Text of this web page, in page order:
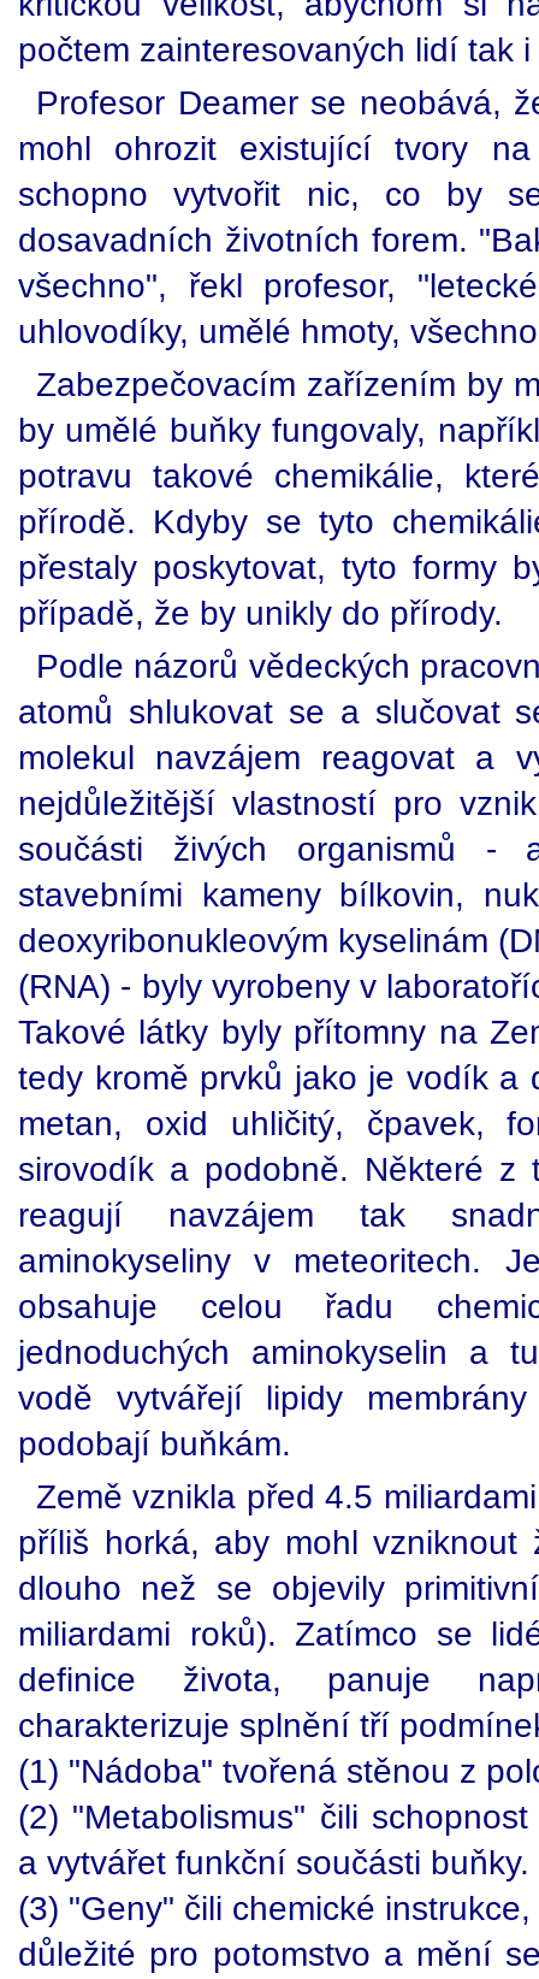
počtem zainteresovaných lidí tak
Profesor Deamer se neobává,
mohl ohrozit existující tvory
schopno vytvořit nic, co by
dosavadních životních forem.
všechno", řekl profesor,
uhlovodíky, umělé hmoty,
Zabezpečovacím zařízením by
by umělé buňky fungovaly,
potravu takové chemikálie,
přírodě. Kdyby se tyto
přestaly poskytovat, tyto formy
případě, že by unikly do přírody.
Podle názorů vědeckých
atomů shlukovat se a slučovat
molekul navzájem reagovat a
nejdůležitější vlastností pro
součásti živých organismů -
stavebními kameny bílkovin,
deoxyribonukleovým kyselinám
(RNA) - byly vyrobeny v
Takové látky byly přítomny na
tedy kromě prvků jako je vodík a
metan, oxid uhličitý, čpavek,
sirovodík a podobně. Některé z
reagují navzájem tak
aminokyseliny v meteoritech.
obsahuje celou řadu
jednoduchých aminokyselin a
vodě vytvářejí lipidy
podobají buňkám.
Země vznikla před 4.5
příliš horká, aby mohl
dlouho než se objevily
miliardami roků). Zatímco se
definice života, panuje
charakterizuje splnění tří
(1) "Nádoba" tvořená stěnou z
(2) "Metabolismus" čili
a vytvářet funkční součásti buňky.
(3) "Geny" čili chemické
důležité pro potomstvo a mění